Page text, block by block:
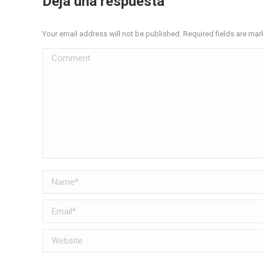
Your email address will not be published. Required fields are
Comment
Name *
Email *
Website